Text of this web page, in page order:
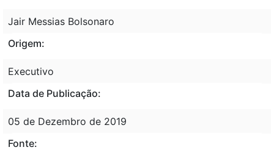
Jair Messias Bolsonaro
Origem:
Executivo
Data de Publicação:
05 de Dezembro de 2019
Fonte: